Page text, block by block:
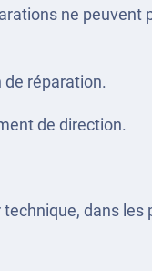
ne
réparation.
de direction.
dans